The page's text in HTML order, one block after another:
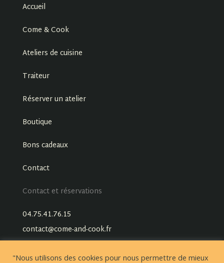
Accueil
Come & Cook
Ateliers de cuisine
Traiteur
Réserver un atelier
Boutique
Bons cadeaux
Contact
Contact et réservations
04.75.41.76.15
contact@come-and-cook.fr
"Nous utilisons des cookies pour nous permettre de mieux